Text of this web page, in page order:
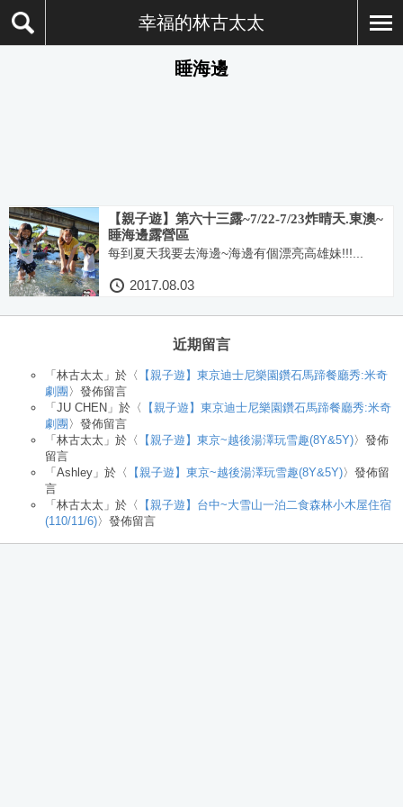
幸福的林古太太
睡海邊
【親子遊】第六十三露~7/22-7/23炸晴天.東澳~
睡海邊露營區
每到夏天我要去海邊~海邊有個漂亮高雄妹!!!...
2017.08.03
近期留言
「 林古太太 」於〈
【親子遊】東京迪士尼樂園鑽石馬蹄餐廳秀:米奇
劇團 〉發佈留言
「 JU CHEN 」於〈
【親子遊】東京迪士尼樂園鑽石馬蹄餐廳秀:米奇
劇團 〉發佈留言
「 林古太太 」於〈 【親子遊】東京~越後湯澤玩雪趣(8Y&5Y)〉發佈
留言
「 Ashley 」於〈 【親子遊】東京~越後湯澤玩雪趣(8Y&5Y)〉發佈留
言
「 林古太太 」於〈
【親子遊】台中~大雪山一泊二食森林小木屋住宿
(110/11/6)〉發佈留言